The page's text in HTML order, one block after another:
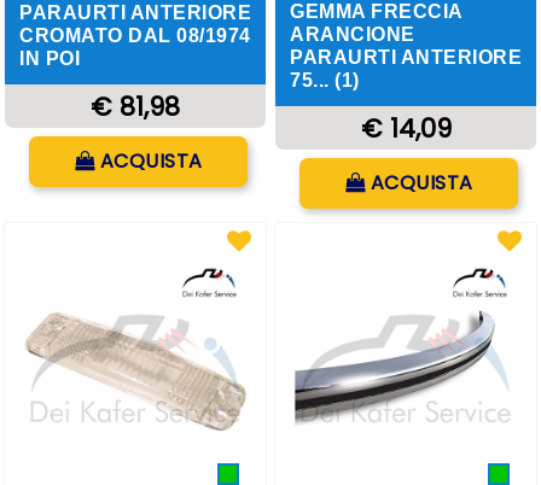
PARAURTI ANTERIORE
CROMATO DAL 08/1974
IN POI
€ 81,98
ACQUISTA
GEMMA FRECCIA
ARANCIONE
PARAURTI ANTERIORE
75... (1)
€ 14,09
Quantità
ACQUISTA